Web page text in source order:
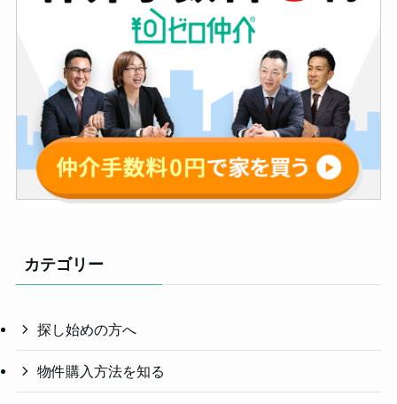
カテゴリー
探し始めの方へ
物件購入方法を知る